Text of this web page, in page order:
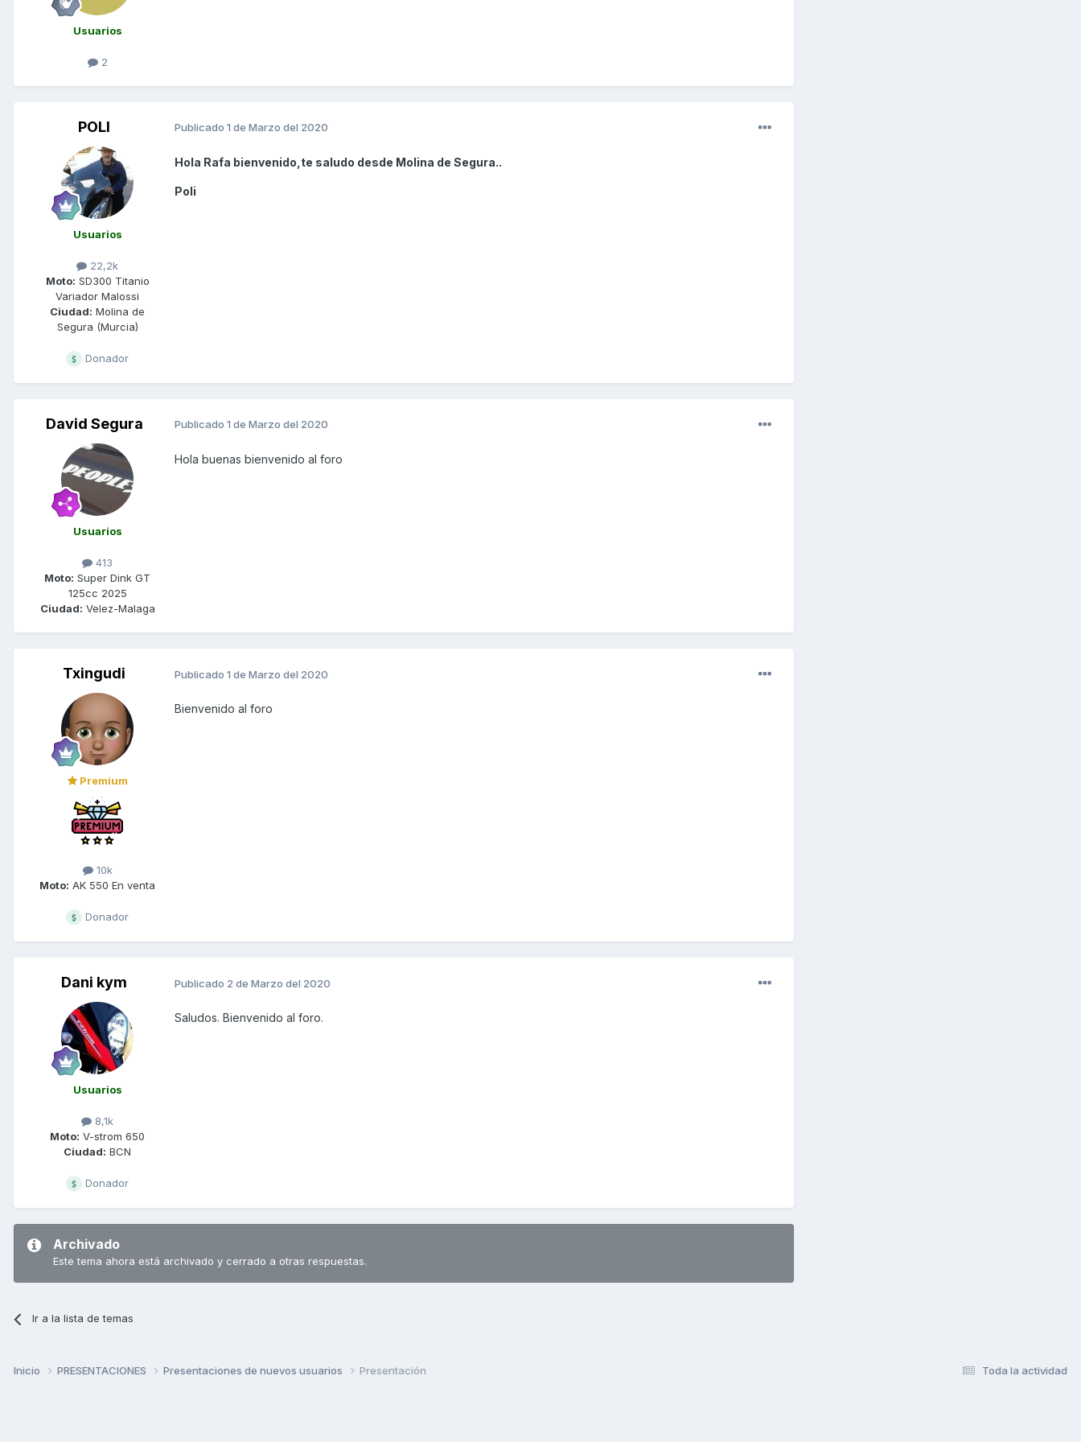
Usuarios
2
POLI
Usuarios
22,2k
Moto: SD300 Titanio
Variador Malossi
Ciudad: Molina de
Segura (Murcia)
Donador
Publicado 1 de Marzo del 2020
Hola Rafa bienvenido,te saludo desde Molina de Segura..
Poli
David Segura
Usuarios
413
Moto: Super Dink GT
125cc 2025
Ciudad: Velez-Malaga
Publicado 1 de Marzo del 2020
Hola buenas bienvenido al foro
Txingudi
Premium
10k
Moto: AK 550 En venta
Donador
Publicado 1 de Marzo del 2020
Bienvenido al foro
Dani kym
Usuarios
8,1k
Moto: V-strom 650
Ciudad: BCN
Donador
Publicado 2 de Marzo del 2020
Saludos. Bienvenido al foro.
Archivado
Este tema ahora está archivado y cerrado a otras respuestas.
Ir a la lista de temas
Toda la actividad
Inicio PRESENTACIONES Presentaciones de nuevos usuarios Presentación